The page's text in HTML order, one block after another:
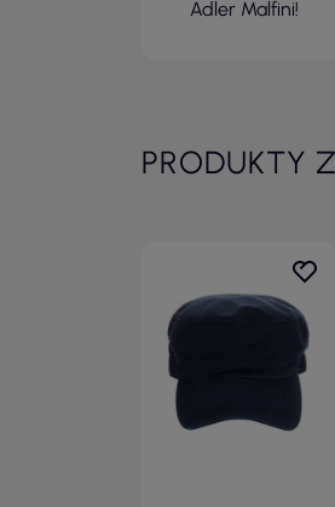
Adler Malfini!
PRODUKTY